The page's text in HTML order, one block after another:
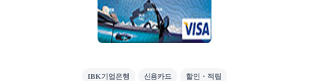
IBK기업은행 신용카드 할인・적립